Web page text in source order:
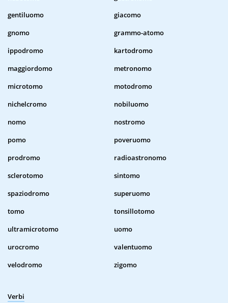
gentiluomo
giacomo
gnomo
grammo-atomo
ippodromo
kartodromo
maggiordomo
metronomo
microtomo
motodromo
nichelcromo
nobiluomo
nomo
nostromo
pomo
poveruomo
prodromo
radioastronomo
sclerotomo
sintomo
spaziodromo
superuomo
tomo
tonsillotomo
ultramicrotomo
uomo
urocromo
valentuomo
velodromo
zigomo
Verbi